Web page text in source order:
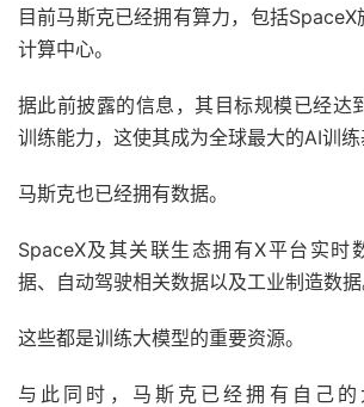
目前马斯克已经拥有算力，包括
计算中心。
据此前披露的信息，其目标规模已经达
训练能力，这使其成为全球最大的AI训练
马斯克也已经拥有数据。
SpaceX及其关联生态拥有X平台实时
据、自动驾驶相关数据以及工业制造数据
这些都是训练大模型的重要资源。
与此同时，马斯克已经拥有自己